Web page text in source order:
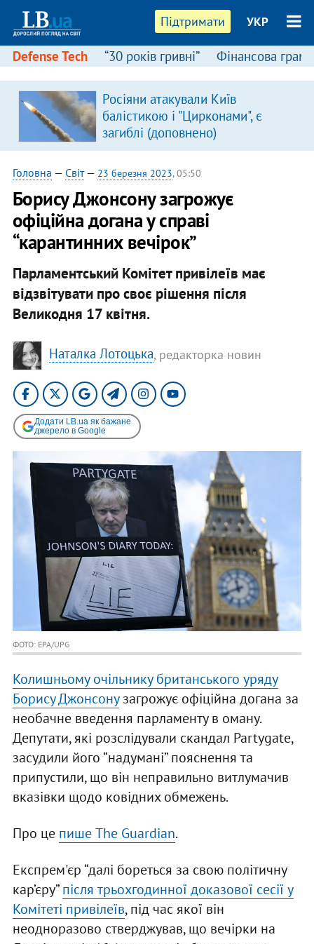
Підтримати УКР
Defense Tech “30 років гривні” Фінансова
Росіяни атакували Київ
балістикою і "Цирконами", є
загиблі (доповнено)
Головна — Світ— 23 березня 2023, 05:50
Борису Джонсону загрожує
офіційна догана у справі
“карантинних вечірок”
Парламентський Комітет привілеїв має
відзвітувати про своє рішення після
Великодня 17 квітня.
Наталка Лотоцька, редакторка новин
Додати LB.ua як бажане
джерело в Google
ФОТО: ЕРА/UPG
Колишньому очільнику британського уряду
Борису Джонсонузагрожує офіційна догана за
необачне введення парламенту в оману.
Депутати, які розслідували скандал Partygate,
засудили його “надумані” пояснення та
припустили, що він неправильно витлумачив
вказівки щодо ковідних обмежень.
Про це пише The Guardian.
Експрем'єр “далі бореться за свою політичну
кар’єру”після трьохгодинної доказової сесії у
Комітеті привілеїв, під час якої він
неодноразово стверджував, що вечірки на